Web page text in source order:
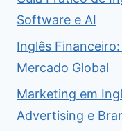
Software e AI
Inglês
Mercado Global
Marketing em
Advertising e